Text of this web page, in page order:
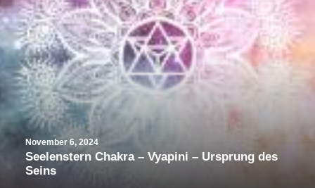
November 6, 2024
Seelenstern Chakra – Vyapini – Ursprung des
Seins